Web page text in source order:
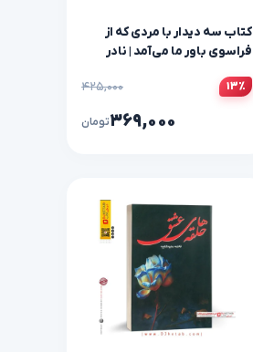
کتاب سه دیدار با مردی که از
فراسوی باور ما می‌آمد | نادر
۱۳٪ ۴۲۵,۰۰۰
۳۶۹,۰۰۰تومان